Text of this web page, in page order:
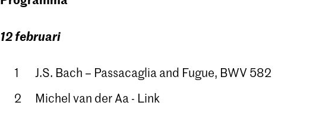
12 februari
J.S. Bach – Passacaglia and Fugue, BWV 582
Michel van der Aa - Link